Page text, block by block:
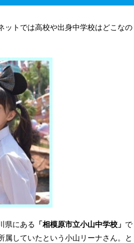
ットでは高校や出身中学校はどこなの
県にある 「相模原市立小山中学校」 で
していたという小山リーナさん。と